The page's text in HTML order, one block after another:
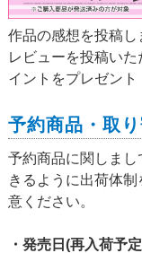
作品の感想を投稿し
レビューを投稿い
イントをプレゼント
予約商品・取
予約商品に関しま
きるように出荷体
意ください。
・発売日(再入荷予